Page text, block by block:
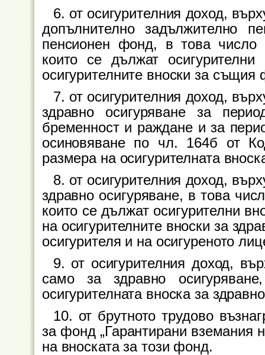
6. от осигурителния доход,
допълнително задължително
пенсионен фонд, в това число
които се дължат
осигурителните вноски за същия
7. от осигурителния доход,
здравно осигуряване за
бременност и раждане и за
осиновяване по чл. 164б от
размера на осигурителната
8. от осигурителния доход,
здравно осигуряване, в това
които се дължат осигурителни
на осигурителните вноски за
осигурителя и на осигуреното
9. от осигурителния доход,
само за здравно
осигурителната вноска за
10. от брутното трудово
за фонд „Гарантирани вземания
на вноската за този фонд.